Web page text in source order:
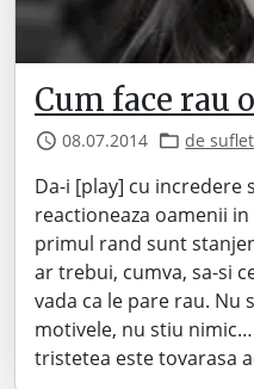
Cum face rau
08.07.2014 de
Da-i [play] cu incredere
reactioneaza oamenii
primul rand sunt
ar trebui, cumva, sa-si
vada ca le pare rau. Nu
motivele, nu stiu
tristetea este tovarasa